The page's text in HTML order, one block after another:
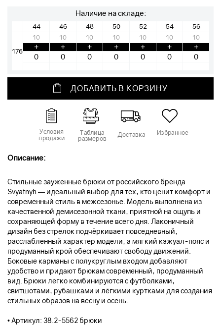
Наличие на складе:
44 46 48 50 52 54 56
176
10
+
10
+
10
+
10
+
10
+
10
+
10
+
ДОБАВИТЬ В КОРЗИНУ
Условия
продажи
Таблица
размеров
Доставка Избранное
Описание:
Стильные зауженные брюки от российского бренда
Svyatnyh — идеальный выбор для тех, кто ценит комфорт и
современный стиль в межсезонье. Модель выполнена из
качественной демисезонной ткани, приятной на ощупь и
сохраняющей форму в течение всего дня. Лаконичный
дизайн без стрелок подчёркивает повседневный,
расслабленный характер модели, а мягкий кэжуал-пояс и
продуманный крой обеспечивают свободу движений.
Боковые карманы с полукруглым входом добавляют
удобство и придают брюкам современный, продуманный
вид. Брюки легко комбинируются с футболками,
свитшотами, рубашками и лёгкими куртками для создания
стильных образов на весну и осень.
• Артикул: 38.2-5562 брюки